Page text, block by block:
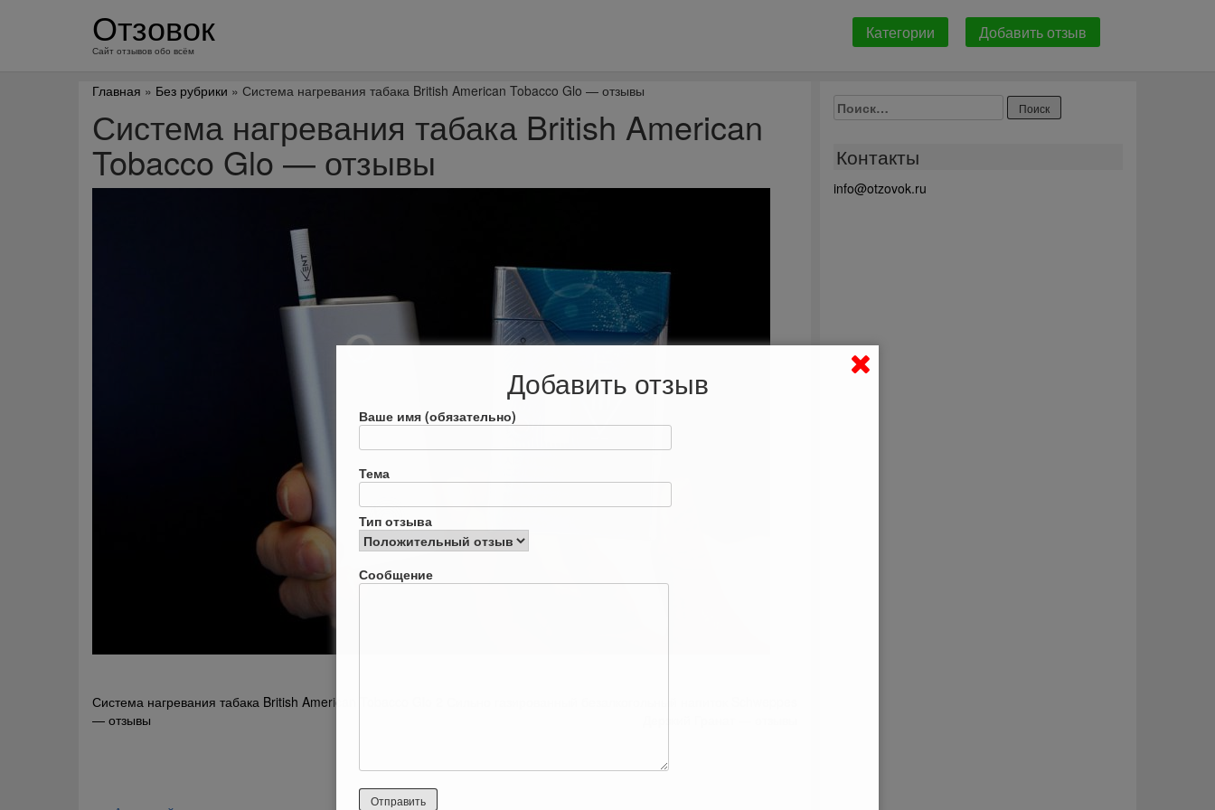
Отзовок
Сайт отзывов обо всём
Категории Добавить отзыв
Главная » Без рубрики » Система нагревания табака British American Tobacco Glo — отзывы
Система нагревания табака British American
Tobacco Glo — отзывы
Навигация
по
Система нагревания табака British American Tobacco Glo 2
— отзывы
Найти:
Контакты
info@otzovok.ru
Добавить отзыв
Ваше имя (обязательно)
Тема
Тип отзыва
Сообщение